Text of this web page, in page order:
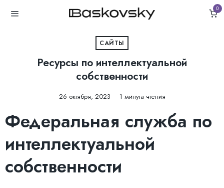
0
САЙТЫ
Ресурсы по интеллектуальной
собственности
26 октября, 2023 1 минута чтения
Федеральная служба по
интеллектуальной
собственности